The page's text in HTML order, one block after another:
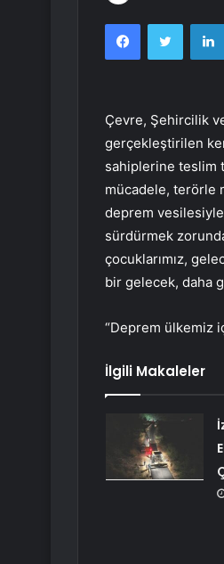
FacebookTwitter
Çevre, Şehircilik
gerçekleştirilen
sahiplerine teslim
mücadele, terörle
deprem
sürdürmek
çocuklarımız,
bir gelecek, daha
“Deprem ülkemiz
İlgili Makaleler